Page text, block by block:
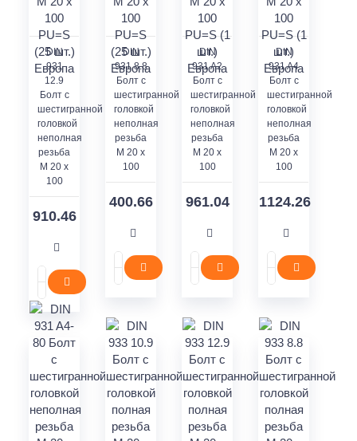
DIN
931
12.9
Болт с
шестигранной
головкой
неполная
резьба
M 20 x
100
910.46
DIN
931 8.8
Болт с
шестигранной
головкой
неполная
резьба
M 20 x
100
400.66
DIN
931 A2
Болт с
шестигранной
головкой
неполная
резьба
M 20 x
100
961.04
DIN
931 A4
Болт с
шестигранной
головкой
неполная
резьба
M 20 x
100
1124.26